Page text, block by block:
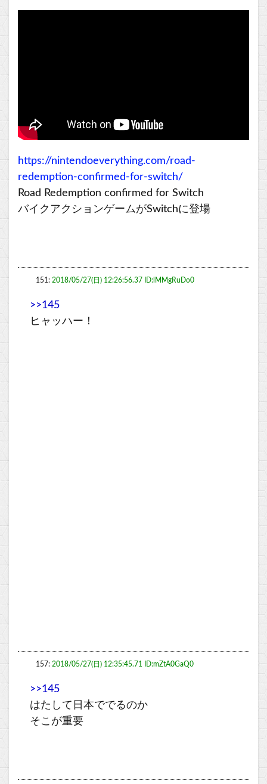
https://nintendoeverything.com/road-
redemption-confirmed-for-switch/
Road Redemption confirmed for Switch
バイクアクションゲームがSwitchに登場
151: 2018/05/27(日) 12:26:56.37 ID:lMMgRuDo0
>>145
ヒャッハー！
157: 2018/05/27(日) 12:35:45.71 ID:mZtA0GaQ0
>>145
はたして日本ででるのか
そこが重要